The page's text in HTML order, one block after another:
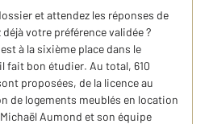
et attendez les réponses de
votre préférence validée ?
à la sixième place dans le
fait bon étudier. Au total, 610
proposées, de la licence au
de logements meublés en location
Aumond et son équipe